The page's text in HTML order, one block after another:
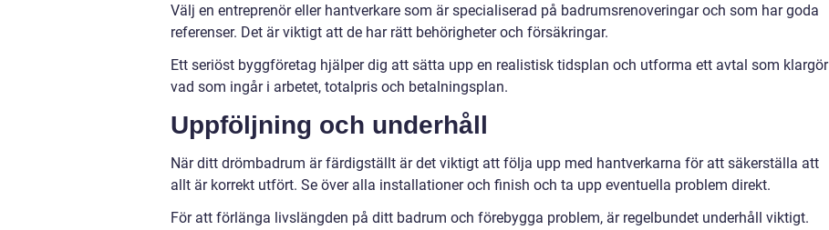
Välj en entreprenör eller hantverkare som är specialiserad på badrumsrenoveringar och som har goda
referenser. Det är viktigt att de har rätt behörigheter och försäkringar.
Ett seriöst byggföretag hjälper dig att sätta upp en realistisk tidsplan och utforma ett avtal som klargör
vad som ingår i arbetet, totalpris och betalningsplan.
Uppföljning och underhåll
När ditt drömbadrum är färdigställt är det viktigt att följa upp med hantverkarna för att säkerställa att
allt är korrekt utfört. Se över alla installationer och finish och ta upp eventuella problem direkt.
För att förlänga livslängden på ditt badrum och förebygga problem, är regelbundet underhåll viktigt.